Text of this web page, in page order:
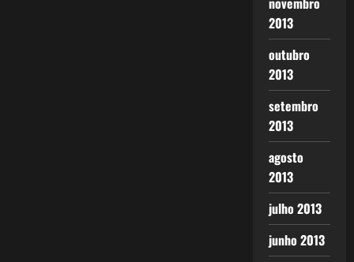
2013
outubro
2013
setembro
2013
agosto
2013
julho 2013
junho 2013